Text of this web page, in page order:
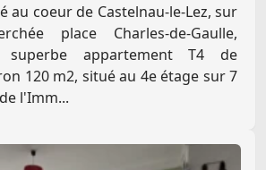
au coeur de Castelnau-le-Lez, sur
place Charles-de-Gaulle,
superbe appartement T4 de
120 m2, situé au 4e étage sur 7
l'Imm...